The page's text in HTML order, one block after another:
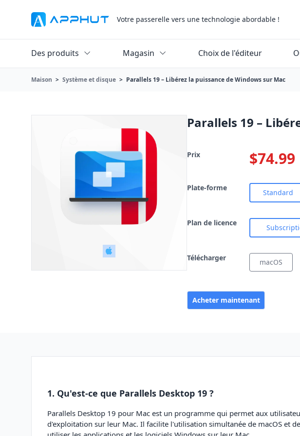
Votre passerelle vers une technologie abordable !
Des produits Magasin Choix de l'éditeur
Maison > Système et disque > Parallels 19 – Libérez la puissance de Windows sur Mac
Parallels 19 –
Prix $74.99
Plate-forme
Standard
Plan de licence
Télécharger macOS
Acheter maintenant
1. Qu'est-ce que Parallels Desktop 19 ?
Parallels Desktop 19 pour Mac est un programme qui permet aux
d'exploitation sur leur Mac. Il facilite l'utilisation simultanée de macOS et